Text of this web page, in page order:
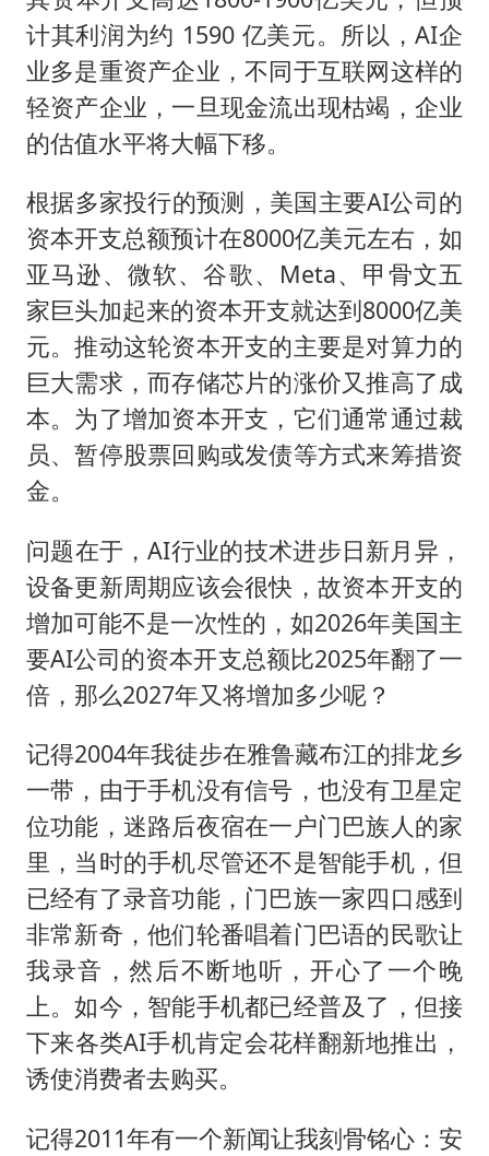
计其利润为约 1590 亿美元。所以，AI企
业多是重资产企业，不同于互联网这样的
轻资产企业，一旦现金流出现枯竭，企业
的估值水平将大幅下移。
根据多家投行的预测，美国主要AI公司的
资本开支总额预计在8000亿美元左右，如
亚马逊、微软、谷歌、Meta、甲骨文五
家巨头加起来的资本开支就达到8000亿美
元。推动这轮资本开支的主要是对算力的
巨大需求，而存储芯片的涨价又推高了成
本。为了增加资本开支，它们通常通过裁
员、暂停股票回购或发债等方式来筹措资
金。
问题在于，AI行业的技术进步日新月异，
设备更新周期应该会很快，故资本开支的
增加可能不是一次性的，如2026年美国主
要AI公司的资本开支总额比2025年翻了一
倍，那么2027年又将增加多少呢？
记得2004年我徒步在雅鲁藏布江的排龙乡
一带，由于手机没有信号，也没有卫星定
位功能，迷路后夜宿在一户门巴族人的家
里，当时的手机尽管还不是智能手机，但
已经有了录音功能，门巴族一家四口感到
非常新奇，他们轮番唱着门巴语的民歌让
我录音，然后不断地听，开心了一个晚
上。如今，智能手机都已经普及了，但接
下来各类AI手机肯定会花样翻新地推出，
诱使消费者去购买。
记得2011年有一个新闻让我刻骨铭心：安